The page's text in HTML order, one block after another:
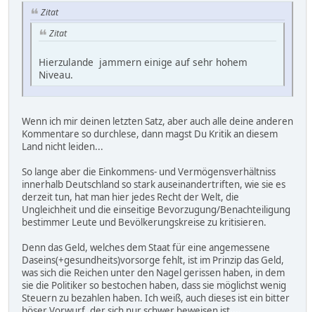
Zitat
Zitat
Hierzulande jammern einige auf sehr hohem
Niveau.
Wenn ich mir deinen letzten Satz, aber auch alle deine anderen
Kommentare so durchlese, dann magst Du Kritik an diesem
Land nicht leiden...
So lange aber die Einkommens- und Vermögensverhältniss
innerhalb Deutschland so stark auseinandertriften, wie sie es
derzeit tun, hat man hier jedes Recht der Welt, die
Ungleichheit und die einseitige Bevorzugung/Benachteiligung
bestimmer Leute und Bevölkerungskreise zu kritisieren.
Denn das Geld, welches dem Staat für eine angemessene
Daseins(+gesundheits)vorsorge fehlt, ist im Prinzip das Geld,
was sich die Reichen unter den Nagel gerissen haben, in dem
sie die Politiker so bestochen haben, dass sie möglichst wenig
Steuern zu bezahlen haben. Ich weiß, auch dieses ist ein bitter